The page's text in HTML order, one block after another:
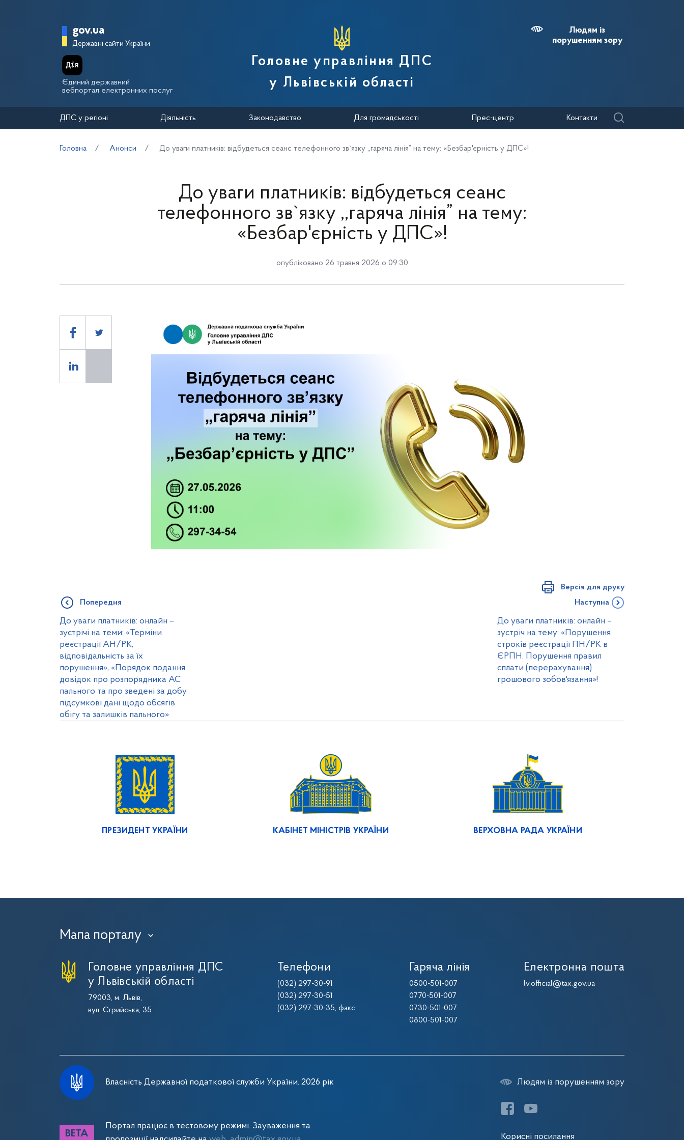
Головна сторінка Державної податкової служби України
gov.ua
Державні сайти України
Єдиний державний
вебпортал електронних послуг
Головне управління ДПС
у Львівській області
Людям із
порушенням зору
ДПС у регіоні Діяльність Законодавство Для громадськості Прес-центр Контакти
Головна Анонси До уваги платників: відбудеться сеанс телефонного зв`язку ,,гаряча лінія” на тему: «Безбар'єрність у ДПС»!
До уваги платників: відбудеться сеанс
телефонного зв`язку ,,гаряча лінія” на тему:
«Безбар'єрність у ДПС»!
опубліковано 26 травня 2026 о 09:30
Версія для друку
Попередня
До уваги платників: онлайн –
зустрічі на теми: «Терміни
реєстрації АН/РК,
відповідальність за їх
порушення», «Порядок подання
довідок про розпорядника АС
пального та про зведені за добу
підсумкові дані щодо обсягів
обігу та залишків пального»
Наступна
До уваги платників: онлайн –
зустріч на тему: «Порушення
строків реєстрації ПН/РК в
ЄРПН. Порушення правил
сплати (перерахування)
грошового зобов'язання»!
ПРЕЗИДЕНТ УКРАЇНИ КАБІНЕТ МІНІСТРІВ УКРАЇНИ ВЕРХОВНА РАДА УКРАЇНИ
Мапа порталу ›
Головне управління ДПС
у Львівській області
79003, м. Львів,
вул. Стрийська, 35
Телефони
(032) 297-30-91
(032) 297-30-51
(032) 297-30-35, факс
Гаряча лінія
0500-501-007
0770-501-007
0730-501-007
0800-501-007
Електронна пошта
lv.official@tax.gov.ua
Власність Державної податкової служби України. 2026 рік
Портал працює в тестовому режимі. Зауваження та
Людям із порушенням зору
Корисні посилання